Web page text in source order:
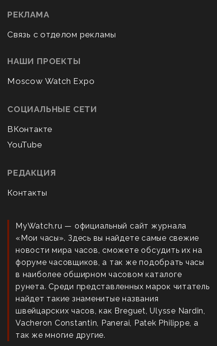
РЕКЛАМА
Связь с отделом рекламы
НАШИ ПРОЕКТЫ
Moscow Watch Expo
СОЦИАЛЬНЫЕ СЕТИ
ВКонтакте
YouTube
РЕДАКЦИЯ
Контакты
MyWatch.ru — официальный сайт журнала
«Мои часы». Здесь вы найдете самые свежие
новости мира часов, сможете обсудить их на
форуме часовщиков, а так же подобрать часы
в наиболее обширном часовом каталоге
рунета. Среди представленных марок читатель
найдет такие знаменитые названия
швейцарских часов, как Breguet, Ulysse Nardin,
Vacheron Constantin, Panerai, Patek Philippe, а
так же многие другие.